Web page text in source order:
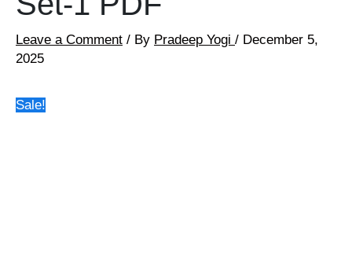
Leave a Comment / By Pradeep Yogi / December 5,
2025
Sale!
PDF
quantity